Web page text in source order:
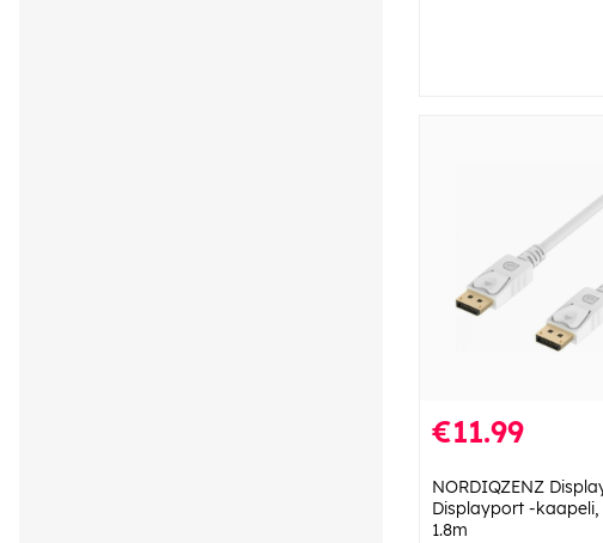
€11.99
NORDIQZENZ
Displayport -kaapeli,
1.8m